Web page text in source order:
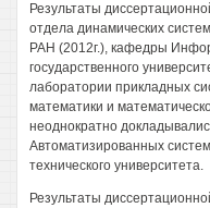
Результаты
отдела динамических
РАН (2012г.), кафедры
государственного
лаборатории прикладных
математики и
неоднократно
Автоматизированных систем
технического университета.
Результаты